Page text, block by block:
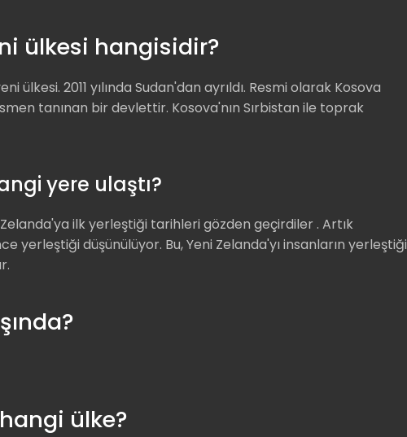
ülkesi hangisidir?
ülkesi. 2011 yılında Sudan'dan ayrıldı. Resmi olarak Kosova
tanınan bir devlettir. Kosova'nın Sırbistan ile toprak
yere ulaştı?
ilk yerleştiği tarihleri ​​gözden geçirdiler . Artık
yerleştiği düşünülüyor. Bu, Yeni Zelanda'yı insanların yerleştiği
ülke?